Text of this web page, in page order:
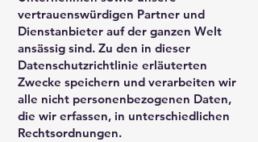
vertrauenswürdigen Partner und
Dienstanbieter auf der ganzen Welt
ansässig sind. Zu den in dieser
Datenschutzrichtlinie erläuterten
Zwecke speichern und verarbeiten wir
alle nicht personenbezogenen Daten,
die wir erfassen, in unterschiedlichen
Rechtsordnungen.